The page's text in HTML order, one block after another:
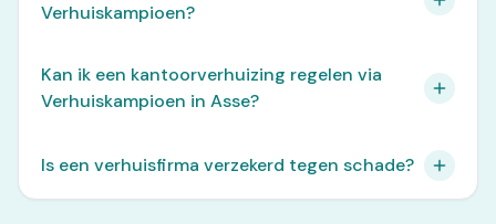
Verhuiskampioen?
Kan ik een kantoorverhuizing regelen via
Verhuiskampioen in Asse?
Is een verhuisfirma verzekerd tegen schade?